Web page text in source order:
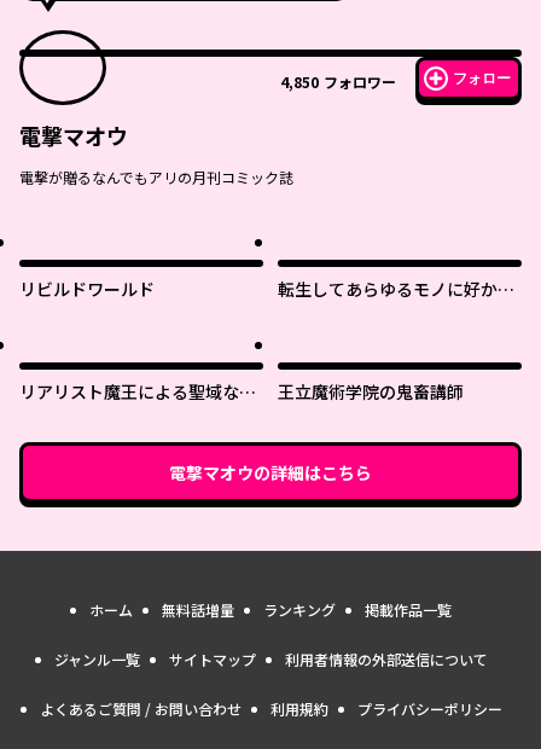
4,850 フォロワー フォロー
電撃マオウ
電撃が贈るなんでもアリの月刊コミック誌
リビルドワールド
転生してあらゆるモノに好かれ
リアリスト魔王による聖域なき
王立魔術学院の鬼畜講師
電撃マオウの詳細はこちら
ホーム 無料話増量 ランキング 掲載作品一覧
ジャンル一覧 サイトマップ 利用者情報の外部送信について
よくあるご質問 / お問い合わせ 利用規約 プライバシーポリシー